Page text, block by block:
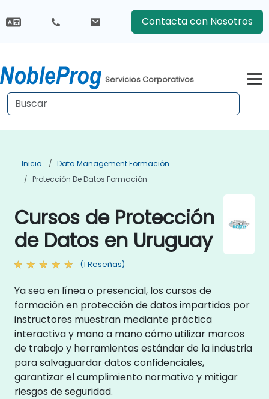
Contacta con Nosotros
Servicios Corporativos
Inicio
Data Management Formación
Protección De Datos Formación
Cursos de Protección
de Datos en Uruguay
(1 Reseñas)
Ya sea en línea o presencial, los cursos de
formación en protección de datos impartidos por
instructores muestran mediante práctica
interactiva y mano a mano cómo utilizar marcos
de trabajo y herramientas estándar de la industria
para salvaguardar datos confidenciales,
garantizar el cumplimiento normativo y mitigar
riesgos de seguridad.